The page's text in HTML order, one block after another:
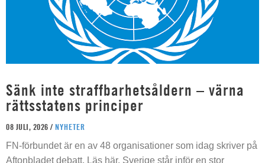
Sänk inte straffbarhetsåldern – värna
rättsstatens principer
08 JULI, 2026 / NYHETER
FN-förbundet är en av 48 organisationer som idag skriver på
Aftonbladet debatt. Läs här. Sverige står inför en stor